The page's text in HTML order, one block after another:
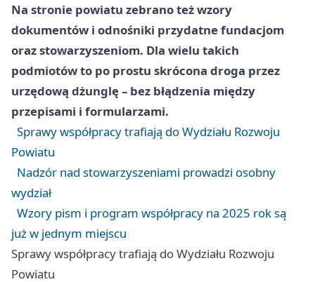
Na stronie powiatu zebrano też wzory
dokumentów i odnośniki przydatne fundacjom
oraz stowarzyszeniom. Dla wielu takich
podmiotów to po prostu skrócona droga przez
urzędową dżunglę – bez błądzenia między
przepisami i formularzami.
Sprawy współpracy trafiają do Wydziału Rozwoju
Powiatu
Nadzór nad stowarzyszeniami prowadzi osobny
wydział
Wzory pism i program współpracy na 2025 rok są
już w jednym miejscu
Sprawy współpracy trafiają do Wydziału Rozwoju
Powiatu